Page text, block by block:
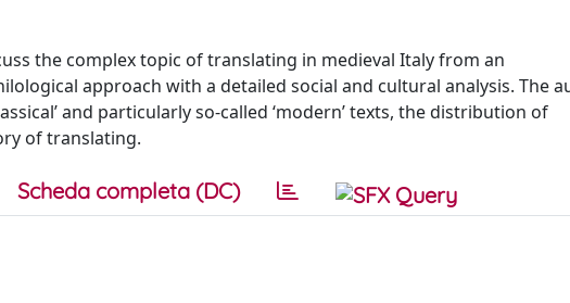
the complex topic of translating in medieval Italy from an
approach with a detailed social and cultural analysis. The
and particularly so-called ‘modern’ texts, the distribution of
of translating.
Scheda completa (DC)